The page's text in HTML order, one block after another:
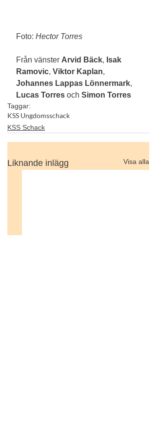
Foto: Hector Torres
Från vänster Arvid Bäck, Isak
Ramovic, Viktor Kaplan,
Johannes Lappas Lönnermark,
Lucas Torres och Simon Torres
Taggar:
KSS Ungdomsschack
KSS Schack
Liknande inlägg Visa alla